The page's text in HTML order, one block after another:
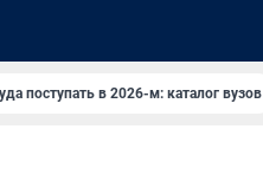
поступать в 2026-м: каталог вузов